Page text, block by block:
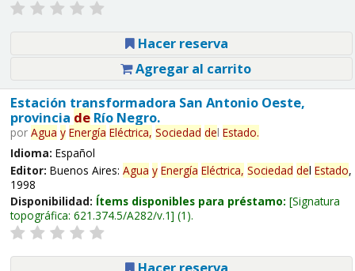
Hacer reserva
Agregar al carrito
Estación transformadora San Antonio Oeste,
provincia deRío Negro.
por Agua y Energía Eléctrica, Sociedad del Estado.
Idioma: Español
Editor: Buenos Aires: Agua y Energía Eléctrica, Sociedad del Estado,
1998
Disponibilidad: Ítems disponibles para préstamo: Signatura
topográfica: 621.374.5/A282/v.1 (1).
Hacer reserva